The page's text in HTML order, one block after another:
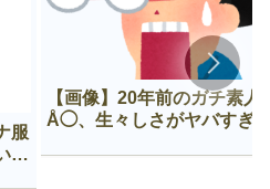
服
う
【画像】20年前のガチ素人
Å◯、生々しさがヤバすぎ